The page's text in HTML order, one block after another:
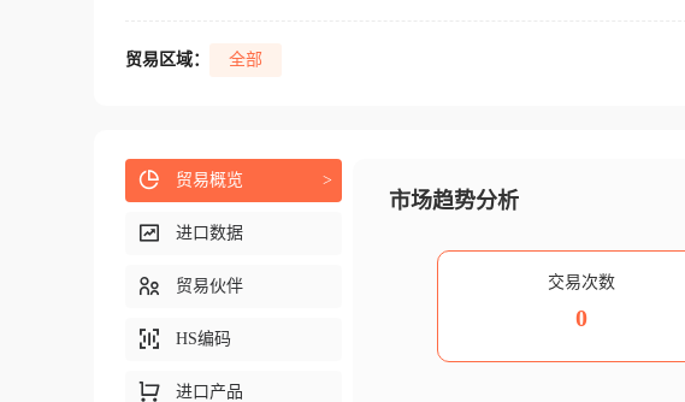
贸易区域： 全部
市场趋势分析
交易次数
0
贸易概览 >
进口数据
贸易伙伴
HS编码
进口产品